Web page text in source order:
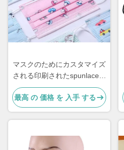
マスクのためにカスタマイズ
される印刷されたspunlaceの
非編まれた生地物質的でさま
ざまなパターン
最高 の 価格 を 入手 する